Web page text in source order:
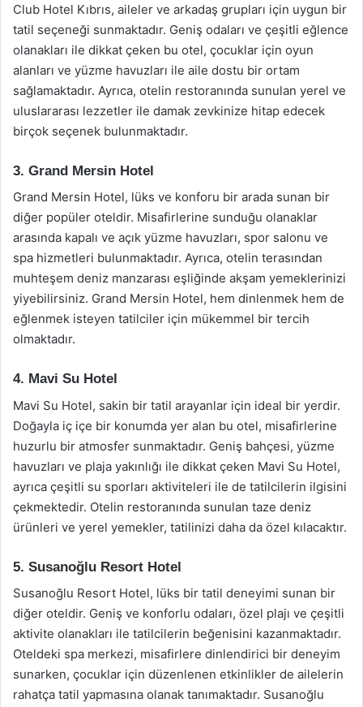
Club Hotel Kıbrıs, aileler ve arkadaş grupları için uygun bir
tatil seçeneği sunmaktadır. Geniş odaları ve çeşitli eğlence
olanakları ile dikkat çeken bu otel, çocuklar için oyun
alanları ve yüzme havuzları ile aile dostu bir ortam
sağlamaktadır. Ayrıca, otelin restoranında sunulan yerel ve
uluslararası lezzetler ile damak zevkinize hitap edecek
birçok seçenek bulunmaktadır.
3. Grand Mersin Hotel
Grand Mersin Hotel, lüks ve konforu bir arada sunan bir
diğer popüler oteldir. Misafirlerine sunduğu olanaklar
arasında kapalı ve açık yüzme havuzları, spor salonu ve
spa hizmetleri bulunmaktadır. Ayrıca, otelin terasından
muhteşem deniz manzarası eşliğinde akşam yemeklerinizi
yiyebilirsiniz. Grand Mersin Hotel, hem dinlenmek hem de
eğlenmek isteyen tatilciler için mükemmel bir tercih
olmaktadır.
4. Mavi Su Hotel
Mavi Su Hotel, sakin bir tatil arayanlar için ideal bir yerdir.
Doğayla iç içe bir konumda yer alan bu otel, misafirlerine
huzurlu bir atmosfer sunmaktadır. Geniş bahçesi, yüzme
havuzları ve plaja yakınlığı ile dikkat çeken Mavi Su Hotel,
ayrıca çeşitli su sporları aktiviteleri ile de tatilcilerin ilgisini
çekmektedir. Otelin restoranında sunulan taze deniz
ürünleri ve yerel yemekler, tatilinizi daha da özel kılacaktır.
5. Susanoğlu Resort Hotel
Susanoğlu Resort Hotel, lüks bir tatil deneyimi sunan bir
diğer oteldir. Geniş ve konforlu odaları, özel plajı ve çeşitli
aktivite olanakları ile tatilcilerin beğenisini kazanmaktadır.
Oteldeki spa merkezi, misafirlere dinlendirici bir deneyim
sunarken, çocuklar için düzenlenen etkinlikler de ailelerin
rahatça tatil yapmasına olanak tanımaktadır. Susanoğlu